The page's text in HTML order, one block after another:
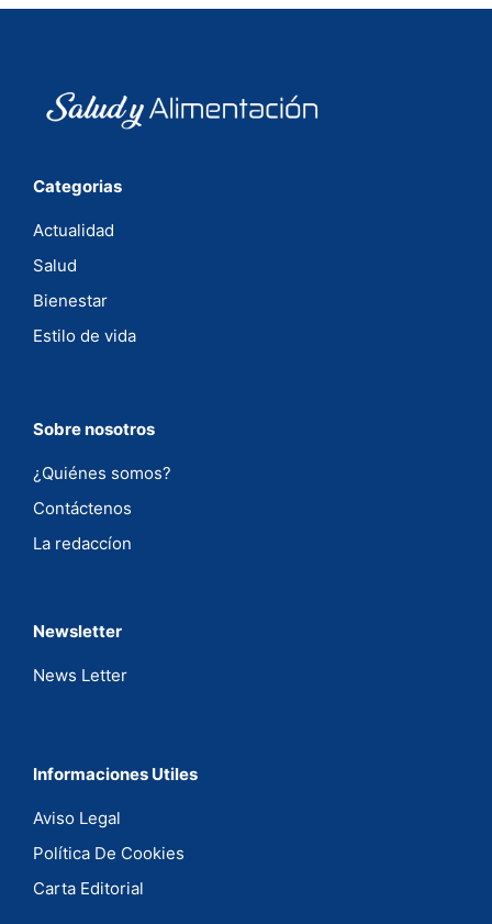
Categorias
Actualidad
Salud
Bienestar
Estilo de vida
Sobre nosotros
¿Quiénes somos?
Contáctenos
La redaccíon
Newsletter
News Letter
Informaciones Utiles
Aviso Legal
Política De Cookies
Carta Editorial